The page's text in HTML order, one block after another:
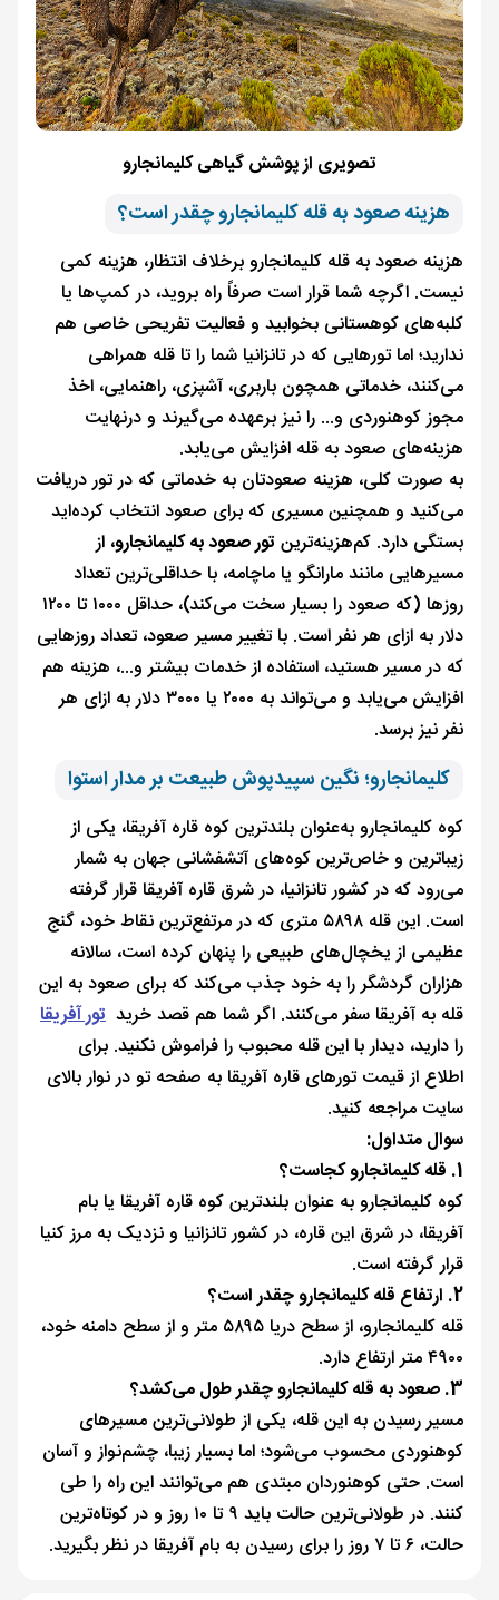
تصویری از پوشش گیاهی کلیمانجارو
هزینه صعود به قله کلیمانجارو چقدر است؟
هزینه صعود به قله کلیمانجارو برخلاف انتظار، هزینه کمی
نیست. اگرچه شما قرار است صرفاً راه بروید، در کمپ‌ها یا
کلبه‌های کوهستانی بخوابید و فعالیت تفریحی خاصی هم
ندارید؛ اما تورهایی که در تانزانیا شما را تا قله همراهی
می‌کنند، خدماتی همچون باربری، آشپزی، راهنمایی، اخذ
مجوز کوهنوردی و... را نیز برعهده می‌گیرند و درنهایت
هزینه‌های صعود به قله افزایش می‌یابد.
به صورت کلی، هزینه صعودتان به خدماتی که در تور دریافت
می‌کنید و همچنین مسیری که برای صعود انتخاب کرده‌اید
بستگی دارد. کم‌هزینه‌ترین تور صعود به کلیمانجارو، از
مسیرهایی مانند مارانگو یا ماچامه، با حداقلی‌ترین تعداد
روزها (که صعود را بسیار سخت می‌کند)، حداقل ۱۰۰۰ تا ۱۲۰۰
دلار به ازای هر نفر است. با تغییر مسیر صعود، تعداد روزهایی
که در مسیر هستید، استفاده از خدمات بیشتر و...، هزینه هم
افزایش می‌یابد و می‌تواند به ۲۰۰۰ یا ۳۰۰۰ دلار به ازای هر
نفر نیز برسد.
کلیمانجارو؛ نگین سپیدپوش طبیعت بر مدار استوا
کوه کلیمانجارو به‌عنوان بلندترین کوه قاره آفریقا، یکی از
زیباترین و خاص‌ترین کوه‌های آتشفشانی جهان به شمار
می‌رود که در کشور تانزانیا، در شرق قاره آفریقا قرار گرفته
است. این قله ۵۸۹۸ متری که در مرتفع‌ترین نقاط خود، گنج
عظیمی از یخچال‌های طبیعی را پنهان کرده است، سالانه
هزاران گردشگر را به خود جذب می‌کند که برای صعود به این
قله به آفریقا سفر می‌کنند. اگر شما هم قصد خرید تور آفریقا
را دارید، دیدار با این قله محبوب را فراموش نکنید. برای
اطلاع از قیمت تورهای قاره آفریقا به صفحه تو در نوار بالای
سایت مراجعه کنید.
سوال متداول:
1. قله کلیمانجارو کجاست؟
کوه کلیمانجارو به عنوان بلندترین کوه قاره آفریقا یا بام
آفریقا، در شرق این قاره، در کشور تانزانیا و نزدیک به مرز کنیا
قرار گرفته است.
2. ارتفاع قله کلیمانجارو چقدر است؟
قله کلیمانجارو، از سطح دریا ۵۸۹۵ متر و از سطح دامنه خود،
۴۹۰۰ متر ارتفاع دارد.
3. صعود به قله کلیمانجارو چقدر طول می‌کشد؟
مسیر رسیدن به این قله، یکی از طولانی‌ترین مسیرهای
کوهنوردی محسوب می‌شود؛ اما بسیار زیبا، چشم‌نواز و آسان
است. حتی کوهنوردان مبتدی هم می‌توانند این راه را طی
کنند. در طولانی‌ترین حالت باید ۹ تا ۱۰ روز و در کوتاه‌ترین
حالت، ۶ تا ۷ روز را برای رسیدن به بام آفریقا در نظر بگیرید.